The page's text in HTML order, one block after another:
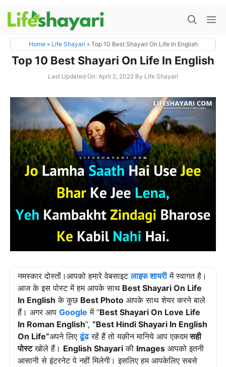
Skip
Home» Life Shayari » Top 10 Best Shayari On Life In English
Top 10 Best Shayari On Life In English
Last Updated On: April 2, 2022 By Life Shayari
नमस्कार दोस्तों।आपको हमारे वेबसाइटलाइफ शायरीमें स्वागत है।
आज के इस पोस्ट में हम आपके साथ Best Shayari On Life
In English के कुछ Best Photo आपके साथ शेयर करने बाले
हैं। अगर आप Google में “Best Shayari On Love Life
In Roman English“, “Best Hindi Shayari In English
On Life”अपने लिएढूंढरहें हैं तो यक़ीन मानिये आप एकदमसही
पोस्टखोले हैं। English Shayari की Images आपको इतनी
आसानी से इंटरनेट पे नहीं मिलेगी। इसलिए हम आपकेलिए सबसे